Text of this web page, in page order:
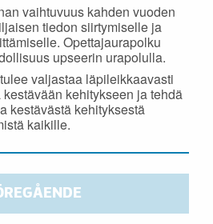
vaihtuvuus kahden vuoden
tiedon siirtymiselle ja
Opettajaurapolku
upseerin urapolulla.
valjastaa läpileikkaavasti
kehitykseen ja tehdä
kestävästä kehityksestä
kaikille.